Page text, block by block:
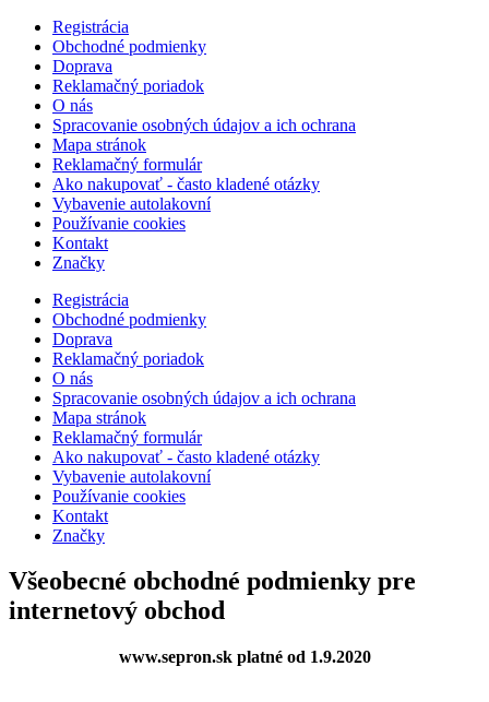
Registrácia
Obchodné podmienky
Doprava
Reklamačný poriadok
O nás
Spracovanie osobných údajov a ich ochrana
Mapa stránok
Reklamačný formulár
Ako nakupovať - často kladené otázky
Vybavenie autolakovní
Používanie cookies
Kontakt
Značky
Registrácia
Obchodné podmienky
Doprava
Reklamačný poriadok
O nás
Spracovanie osobných údajov a ich ochrana
Mapa stránok
Reklamačný formulár
Ako nakupovať - často kladené otázky
Vybavenie autolakovní
Používanie cookies
Kontakt
Značky
Všeobecné obchodné podmienky pre
internetový obchod
www.sepron.sk platné od 1.9.2020